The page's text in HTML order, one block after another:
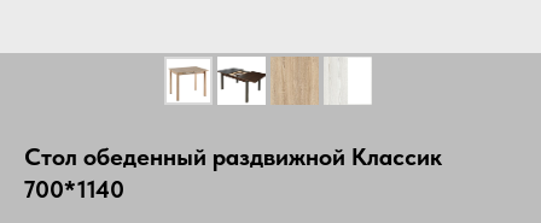
Стол обеденный раздвижной Классик
700*1140